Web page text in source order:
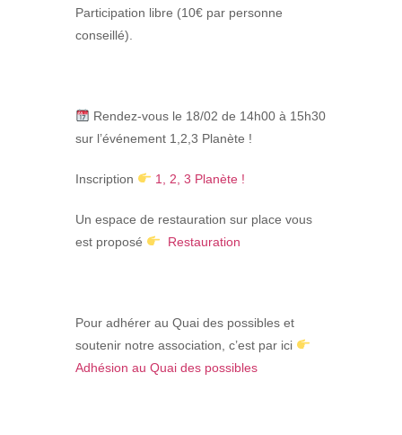
Participation libre (10€ par personne
conseillé).
Rendez-vous le 18/02 de 14h00 à 15h30
sur l’événement 1,2,3 Planète !
Inscription 1, 2, 3 Planète !
Un espace de restauration sur place vous
est proposé
Restauration
Pour adhérer au Quai des possibles et
soutenir notre association, c’est par ici
Adhésion au Quai des possibles